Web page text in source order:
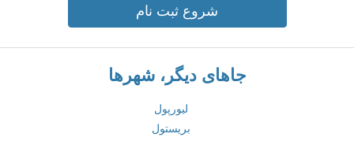
شروع ثبت نام
جاهای دیگر، شهرها
لیورپول
بریستول